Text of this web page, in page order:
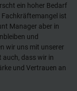
ein hoher Bedarf
ist
Manager aber in
und
wir uns mit unserer
auch, dass wir in
und Vertrauen an